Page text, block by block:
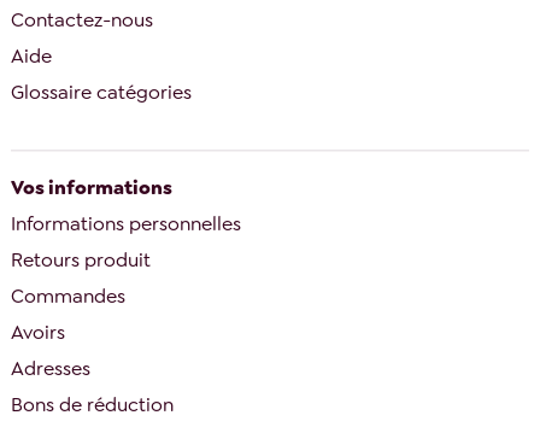
Contactez-nous
Aide
Glossaire catégories
Vos informations
Informations personnelles
Retours produit
Commandes
Avoirs
Adresses
Bons de réduction